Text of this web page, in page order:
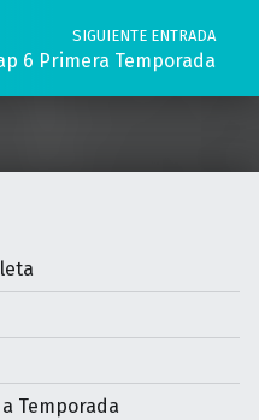
SIGUIENTE ENTRADA
6 Primera Temporada
Temporada